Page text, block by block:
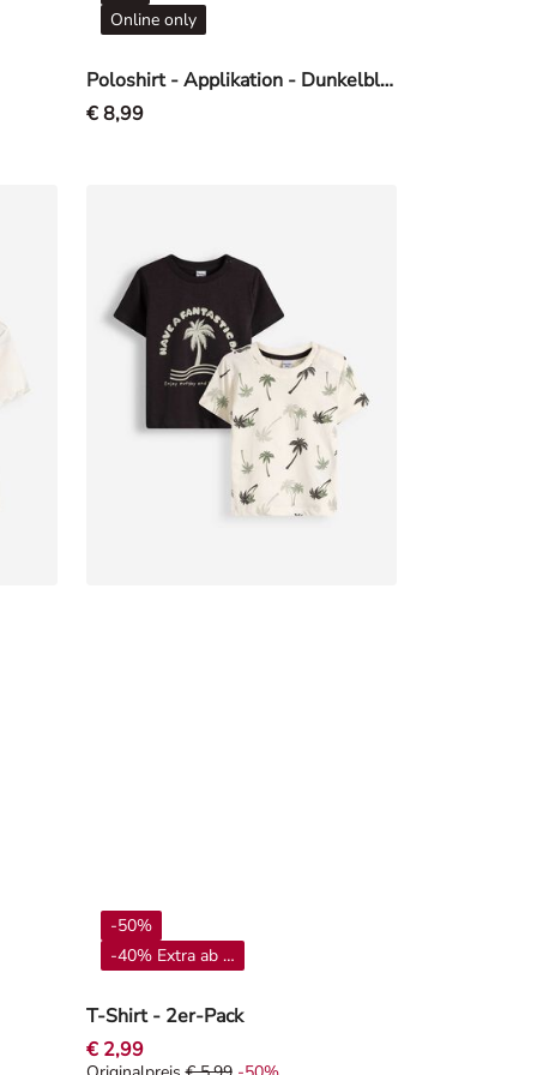
Poloshirt - Applikation - Dunkelblau
Online only
€ 8,99
T-Shirt - 2er-Pack
-50%
-40% Extra ab 4**
€ 2,99